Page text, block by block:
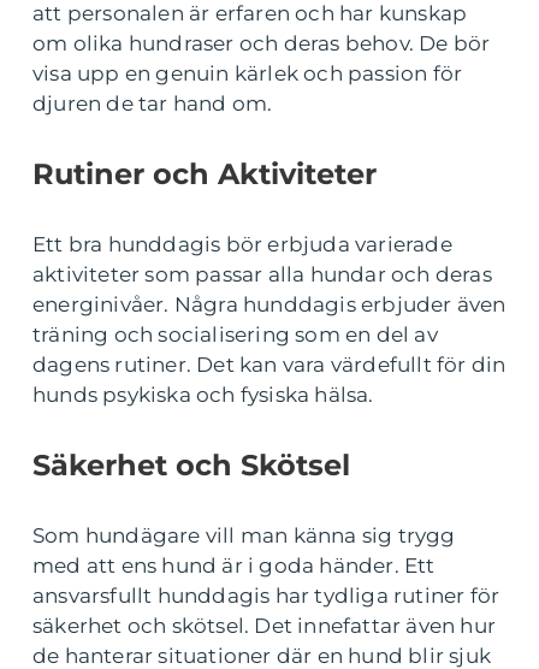
att personalen är erfaren och har kunskap
om olika hundraser och deras behov. De bör
visa upp en genuin kärlek och passion för
djuren de tar hand om.
Rutiner och Aktiviteter
Ett bra hunddagis bör erbjuda varierade
aktiviteter som passar alla hundar och deras
energinivåer. Några hunddagis erbjuder även
träning och socialisering som en del av
dagens rutiner. Det kan vara värdefullt för din
hunds psykiska och fysiska hälsa.
Säkerhet och Skötsel
Som hundägare vill man känna sig trygg
med att ens hund är i goda händer. Ett
ansvarsfullt hunddagis har tydliga rutiner för
säkerhet och skötsel. Det innefattar även hur
de hanterar situationer där en hund blir sjuk